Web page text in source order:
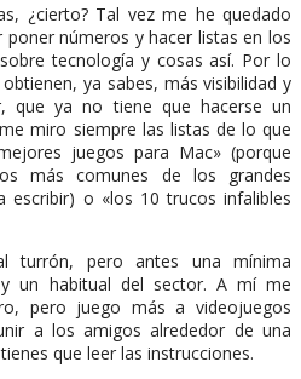
¿cierto? Tal vez me he quedado
números y hacer listas en los
tecnología y cosas así. Por lo
ya sabes, más visibilidad y
que ya no tiene que hacerse un
miro siempre las listas de lo que
juegos para Mac» (porque
más comunes de los grandes
escribir) o «los 10 trucos infalibles
turrón, pero antes una mínima
un habitual del sector. A mí me
pero juego más a videojuegos
a los amigos alrededor de una
que leer las instrucciones.